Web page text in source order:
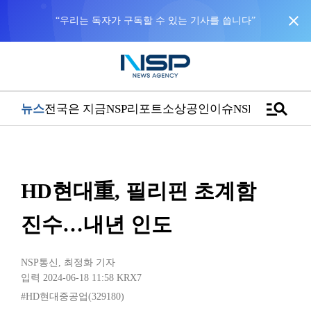
“우리는 독자가 구독할 수 있는 기사를 씁니다” close
뉴스전국은 지금NSP리포트소상공인이슈NSPTVmanage_search
HD현대重, 필리핀 초계함
진수…내년 인도
NSP통신 , 최정화 기자
입력 2024-06-18 11:58 KRX7
#HD현대중공업(329180)